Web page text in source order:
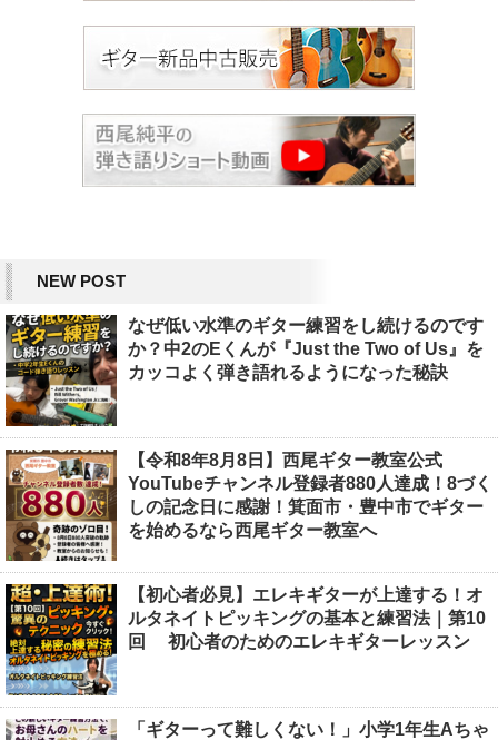
NEW POST
なぜ低い水準のギター練習をし続けるのです
か？中2のEくんが『Just the Two of Us』を
カッコよく弾き語れるようになった秘訣
【令和8年8月8日】西尾ギター教室公式
YouTubeチャンネル登録者880人達成！8づく
しの記念日に感謝！箕面市・豊中市でギター
を始めるなら西尾ギター教室へ
【初心者必見】エレキギターが上達する！オ
ルタネイトピッキングの基本と練習法｜第10
回 初心者のためのエレキギターレッスン
「ギターって難しくない！」小学1年生Aちゃ